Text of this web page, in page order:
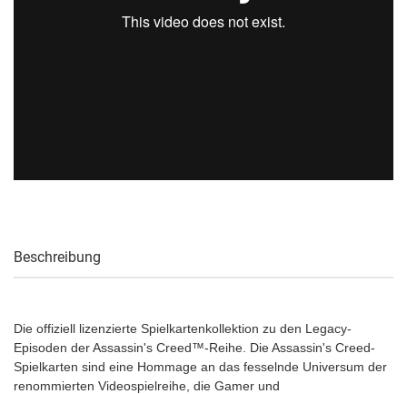
Beschreibung
Die offiziell lizenzierte Spielkartenkollektion zu den Legacy-
Episoden der Assassin's Creed™-Reihe. Die Assassin's Creed-
Spielkarten sind eine Hommage an das fesselnde Universum der
renommierten Videospielreihe, die Gamer und